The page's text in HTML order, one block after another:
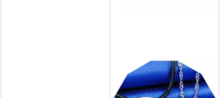
ELLAWIL
Partnerkette Silberkette 2-
teilige Herz & Ring Halskette